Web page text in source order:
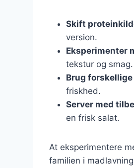
Skift
version.
Eksperimenter
tekstur og smag.
Brug
friskhed.
Server med
en frisk salat.
At eksperimentere
familien i